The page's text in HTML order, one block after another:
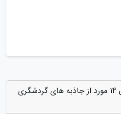
به "تور فیلیپین ارزان: معرفی 14 مورد از جاذبه های گردشگری